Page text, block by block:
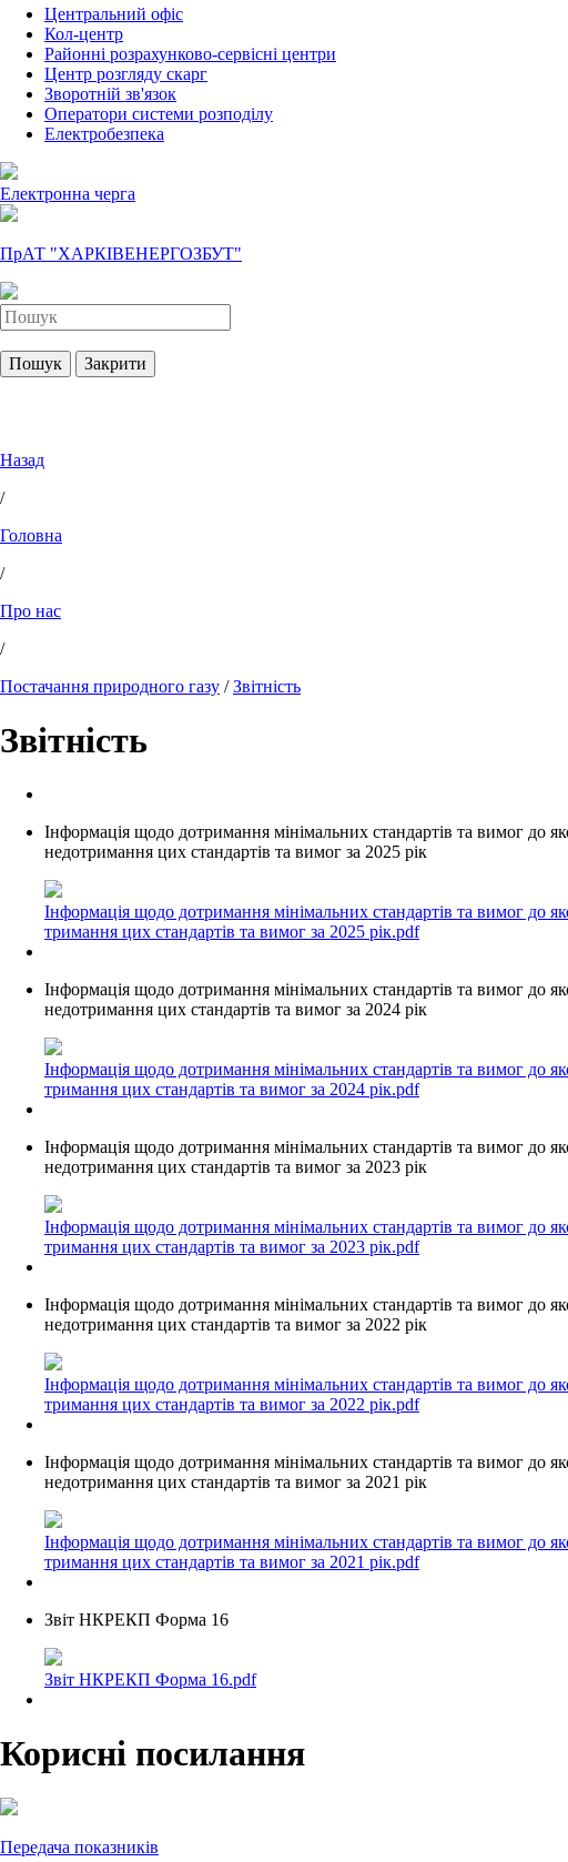
Центральний офіс
Кол-центр
Районні розрахунково-сервісні центри
Центр розгляду скарг
Зворотній зв'язок
Оператори системи розподілу
Електробезпека
Електронна черга
ПрАТ "ХАРКІВЕНЕРГОЗБУТ"
Пошук Закрити
Назад
/
Головна
/
Про нас
/
Постачання природного газу /Звітність
Звітність
Інформація щодо дотримання мінімальних стандартів та вимог до
недотримання цих стандартів та вимог за 2025 рік
Інформація щодо дотримання мінімальних стандартів та вимог до
тримання цих стандартів та вимог за 2025 рік.pdf
Інформація щодо дотримання мінімальних стандартів та вимог до
недотримання цих стандартів та вимог за 2024 рік
Інформація щодо дотримання мінімальних стандартів та вимог до
тримання цих стандартів та вимог за 2024 рік.pdf
Інформація щодо дотримання мінімальних стандартів та вимог до
недотримання цих стандартів та вимог за 2023 рік
Інформація щодо дотримання мінімальних стандартів та вимог до
тримання цих стандартів та вимог за 2023 рік.pdf
Інформація щодо дотримання мінімальних стандартів та вимог до
недотримання цих стандартів та вимог за 2022 рік
Інформація щодо дотримання мінімальних стандартів та вимог до
тримання цих стандартів та вимог за 2022 рік.pdf
Інформація щодо дотримання мінімальних стандартів та вимог до
недотримання цих стандартів та вимог за 2021 рік
Інформація щодо дотримання мінімальних стандартів та вимог до
тримання цих стандартів та вимог за 2021 рік.pdf
Звіт НКРЕКП Форма 16
Звіт НКРЕКП Форма 16.pdf
Корисні посилання
Передача показників